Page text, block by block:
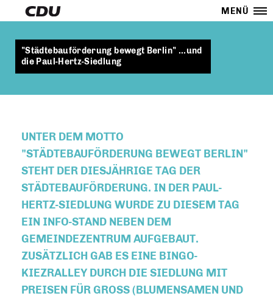
MENÜ
"Städtebauförderung bewegt Berlin" ...und
die Paul-Hertz-Siedlung
UNTER DEM MOTTO
"STÄDTEBAUFÖRDERUNG BEWEGT BERLIN"
STEHT DER DIESJÄHRIGE TAG DER
STÄDTEBAUFÖRDERUNG. IN DER PAUL-
HERTZ-SIEDLUNG WURDE ZU DIESEM TAG
EIN INFO-STAND NEBEN DEM
GEMEINDEZENTRUM AUFGEBAUT.
ZUSÄTZLICH GAB ES EINE BINGO-
KIEZRALLEY DURCH DIE SIEDLUNG MIT
PREISEN FÜR GROSS (BLUMENSAMEN UND T